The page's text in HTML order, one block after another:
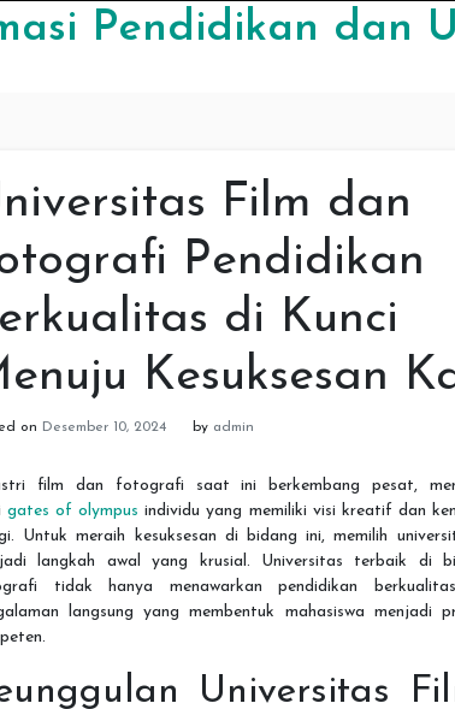
Pendidikan dan
Film dan
Pendidikan
di Kunci
Kesuksesan
on Desember 10, 2024 by admin
film dan fotografi saat ini berkembang pesat,
gates of olympus individu yang memiliki visi kreatif dan
Untuk meraih kesuksesan di bidang ini, memilih
langkah awal yang krusial. Universitas terbaik di
tidak hanya menawarkan pendidikan
langsung yang membentuk mahasiswa menjadi
Universitas